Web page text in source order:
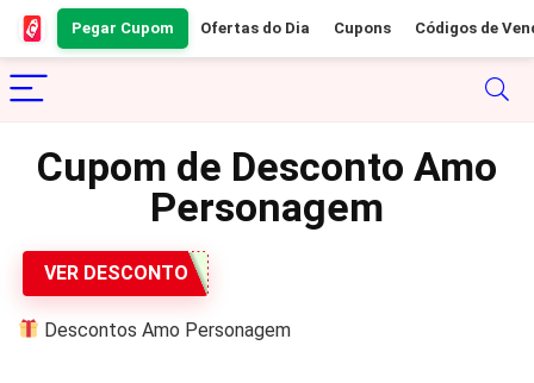
Pegar Cupom Ofertas do Dia Cupons Códigos de
Cupom de Desconto Amo
Personagem
VER DESCONTO
Descontos Amo Personagem